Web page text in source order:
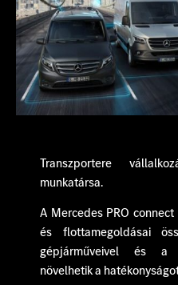
Transzportere
munkatársa.
A Mercedes PRO
és flottamegoldásai
gépjárműveivel és a
növelhetik a